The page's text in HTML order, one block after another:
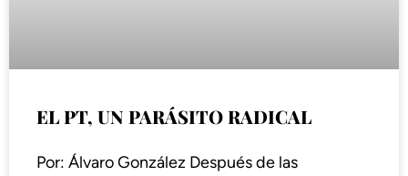
EL PT, UN PARÁSITO RADICAL
Por: Álvaro González Después de las